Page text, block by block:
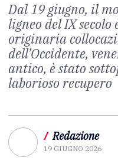
Dal 19 giugno, il
ligneo del IX
originaria
dell’Occidente,
antico, è stato
laborioso recupero
/ Redazione
19 GIUGNO 2026